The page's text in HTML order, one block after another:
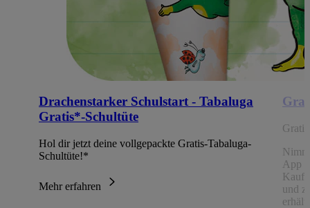
Drachenstarker Schulstart - Tabaluga
Gratis*-Schultüte
Hol dir jetzt deine vollgepackte Gratis-Tabaluga-
Schultüte!*
Mehr erfahren
App
und